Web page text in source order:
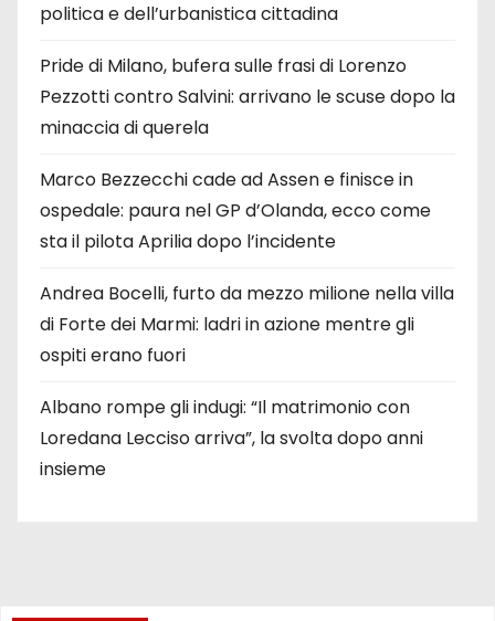
politica e dell’urbanistica cittadina
Pride di Milano, bufera sulle frasi di Lorenzo
Pezzotti contro Salvini: arrivano le scuse dopo la
minaccia di querela
Marco Bezzecchi cade ad Assen e finisce in
ospedale: paura nel GP d’Olanda, ecco come
sta il pilota Aprilia dopo l’incidente
Andrea Bocelli, furto da mezzo milione nella villa
di Forte dei Marmi: ladri in azione mentre gli
ospiti erano fuori
Albano rompe gli indugi: “Il matrimonio con
Loredana Lecciso arriva”, la svolta dopo anni
insieme